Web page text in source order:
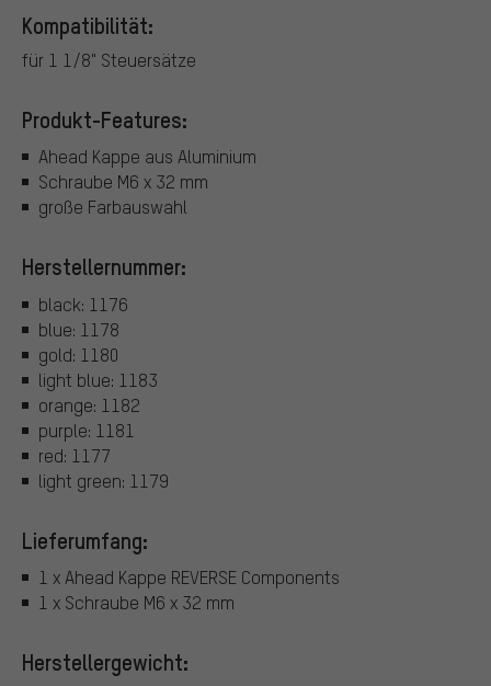
Kompatibilität:
für 1 1/8" Steuersätze
Produkt-Features:
Ahead Kappe aus Aluminium
Schraube M6 x 32 mm
große Farbauswahl
Herstellernummer:
black: 1176
blue: 1178
gold: 1180
light blue: 1183
orange: 1182
purple: 1181
red: 1177
light green: 1179
Lieferumfang:
1 x Ahead Kappe REVERSE Components
1 x Schraube M6 x 32 mm
Herstellergewicht: